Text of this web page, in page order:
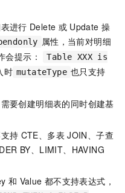
进行 Delete 或 Update 操
属性，当前对明细
会提示：
Table XXX is
时 mutateType 也只支持
要创建明细表的同时创建基
持 CTE、多表 JOIN、子查
BY、LIMIT、HAVING
和 Value 都不支持表达式，